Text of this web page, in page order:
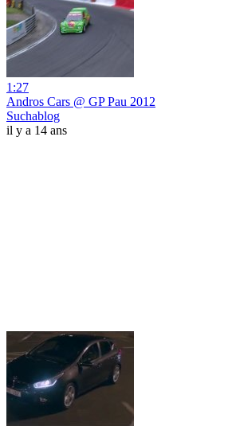
1:27
Andros Cars @ GP Pau 2012
Suchablog
il y a 14 ans